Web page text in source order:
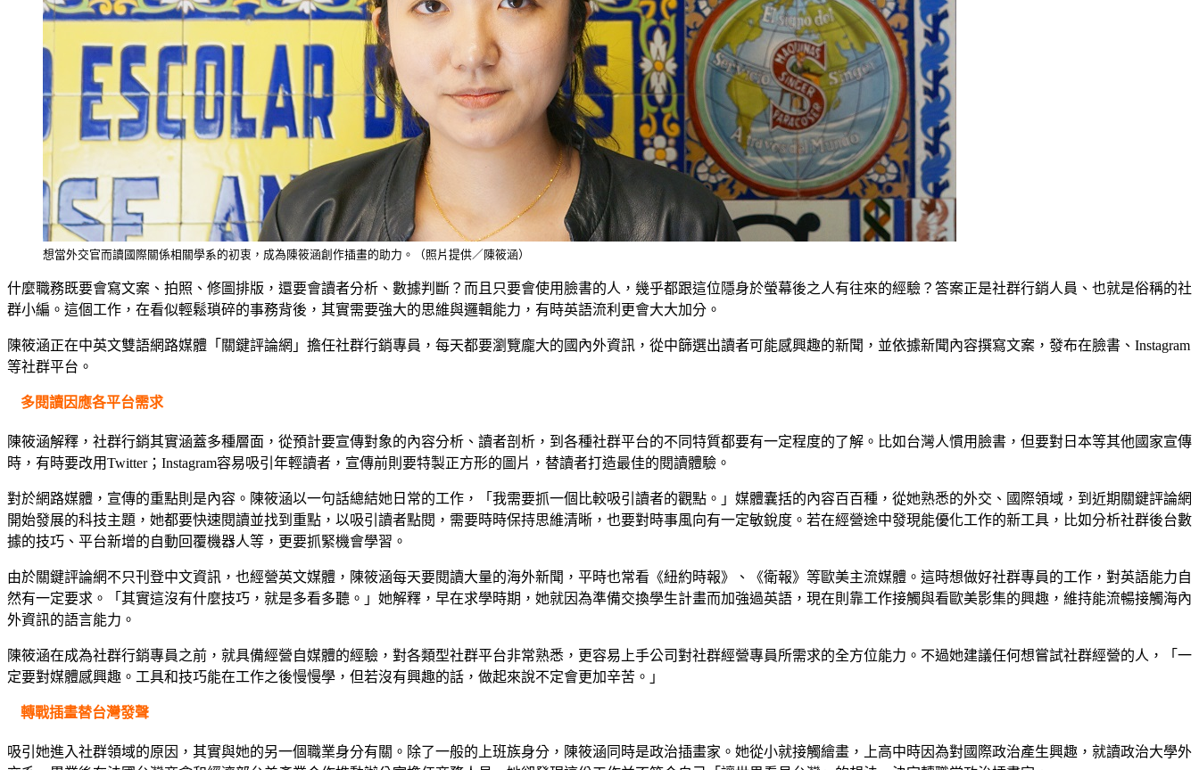
想當外交官而讀國際關係相關學系的初衷，成為陳筱涵創作插畫的助力。（照片提供／陳筱涵）
什麼職務既要會寫文案、拍照、修圖排版，還要會讀者分析、數據判斷？而且只要會使用臉書的人，幾乎都跟這位隱身於螢幕後之人有往來的經驗？答案正是社群行銷人員、也就是俗稱的社
群小編。這個工作，在看似輕鬆瑣碎的事務背後，其實需要強大的思維與邏輯能力，有時英語流利更會大大加分。
陳筱涵正在中英文雙語網路媒體「關鍵評論網」擔任社群行銷專員，每天都要瀏覽龐大的國內外資訊，從中篩選出讀者可能感興趣的新聞，並依據新聞內容撰寫文案，發布在臉書、Instagram
等社群平台。
多閱讀因應各平台需求
陳筱涵解釋，社群行銷其實涵蓋多種層面，從預計要宣傳對象的內容分析、讀者剖析，到各種社群平台的不同特質都要有一定程度的了解。比如台灣人慣用臉書，但要對日本等其他國家宣傳
時，有時要改用Twitter；Instagram容易吸引年輕讀者，宣傳前則要特製正方形的圖片，替讀者打造最佳的閱讀體驗。
對於網路媒體，宣傳的重點則是內容。陳筱涵以一句話總結她日常的工作，「我需要抓一個比較吸引讀者的觀點。」媒體囊括的內容百百種，從她熟悉的外交、國際領域，到近期關鍵評論網
開始發展的科技主題，她都要快速閱讀並找到重點，以吸引讀者點閱，需要時時保持思維清晰，也要對時事風向有一定敏銳度。若在經營途中發現能優化工作的新工具，比如分析社群後台數
據的技巧、平台新增的自動回覆機器人等，更要抓緊機會學習。
由於關鍵評論網不只刊登中文資訊，也經營英文媒體，陳筱涵每天要閱讀大量的海外新聞，平時也常看《紐約時報》、《衛報》等歐美主流媒體。這時想做好社群專員的工作，對英語能力自
然有一定要求。「其實這沒有什麼技巧，就是多看多聽。」她解釋，早在求學時期，她就因為準備交換學生計畫而加強過英語，現在則靠工作接觸與看歐美影集的興趣，維持能流暢接觸海內
外資訊的語言能力。
陳筱涵在成為社群行銷專員之前，就具備經營自媒體的經驗，對各類型社群平台非常熟悉，更容易上手公司對社群經營專員所需求的全方位能力。不過她建議任何想嘗試社群經營的人，「一
定要對媒體感興趣。工具和技巧能在工作之後慢慢學，但若沒有興趣的話，做起來說不定會更加辛苦。」
轉戰插畫替台灣發聲
吸引她進入社群領域的原因，其實與她的另一個職業身分有關。除了一般的上班族身分，陳筱涵同時是政治插畫家。她從小就接觸繪畫，上高中時因為對國際政治產生興趣，就讀政治大學外